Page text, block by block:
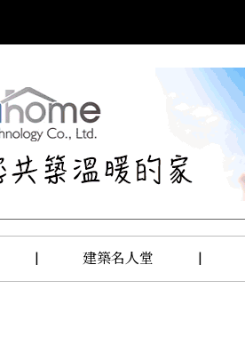
| 建築名人堂 |